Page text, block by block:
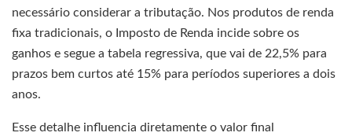
necessário considerar a tributação. Nos produtos de renda
fixa tradicionais, o Imposto de Renda incide sobre os
ganhos e segue a tabela regressiva, que vai de 22,5% para
prazos bem curtos até 15% para períodos superiores a dois
anos.
Esse detalhe influencia diretamente o valor final